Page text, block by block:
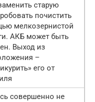
старую
почистить
мелкозернистой
АКБ может быть
Выход из
–
его от
совершенно не